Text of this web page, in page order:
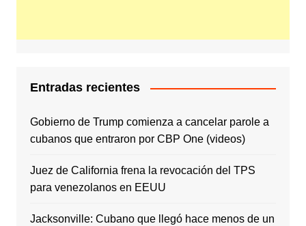
Entradas recientes
Gobierno de Trump comienza a cancelar parole a
cubanos que entraron por CBP One (videos)
Juez de California frena la revocación del TPS
para venezolanos en EEUU
Jacksonville: Cubano que llegó hace menos de un